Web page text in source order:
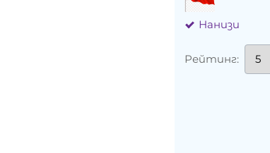
Нанизи
Рейтинг: